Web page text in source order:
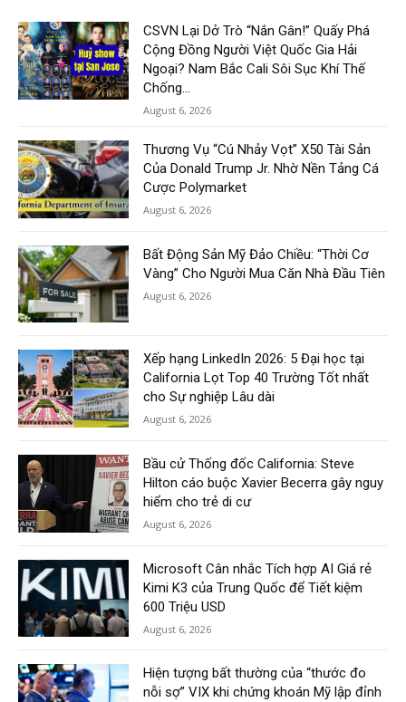
CSVN Lại Dở Trò “Nắn Gân!” Quấy Phá
Cộng Đồng Người Việt Quốc Gia Hải
Ngoại? Nam Bắc Cali Sôi Sục Khí Thế
Chống...
August 6, 2026
Thương Vụ “Cú Nhảy Vọt” X50 Tài Sản
Của Donald Trump Jr. Nhờ Nền Tảng Cá
Cược Polymarket
August 6, 2026
Bất Động Sản Mỹ Đảo Chiều: “Thời Cơ
Vàng” Cho Người Mua Căn Nhà Đầu Tiên
August 6, 2026
Xếp hạng LinkedIn 2026: 5 Đại học tại
California Lọt Top 40 Trường Tốt nhất
cho Sự nghiệp Lâu dài
August 6, 2026
Bầu cử Thống đốc California: Steve
Hilton cáo buộc Xavier Becerra gây nguy
hiểm cho trẻ di cư
August 6, 2026
Microsoft Cân nhắc Tích hợp AI Giá rẻ
Kimi K3 của Trung Quốc để Tiết kiệm
600 Triệu USD
August 6, 2026
Hiện tượng bất thường của “thước đo
nỗi sợ” VIX khi chứng khoán Mỹ lập đỉnh